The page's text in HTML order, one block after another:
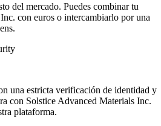
del mercado. Puedes combinar tu
con euros o intercambiarlo por una
una estricta verificación de identidad y
con Solstice Advanced Materials Inc.
plataforma.